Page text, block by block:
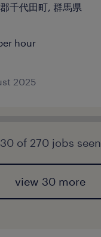
千代田町, 群馬県
hour
2025
30 of 270 jobs seen
view 30 more